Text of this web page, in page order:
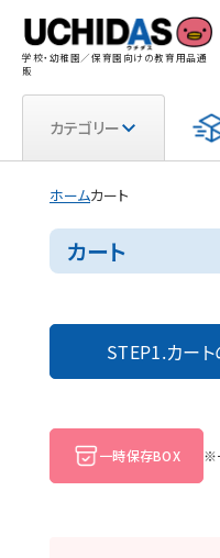
学校・幼稚園／保育園向けの教育用品通
販
カテゴリー
ホームカート
カート
STEP1.カー
一時保存BOX ※